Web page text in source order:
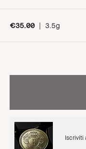
€35.00 | 3.5g
Iscriviti